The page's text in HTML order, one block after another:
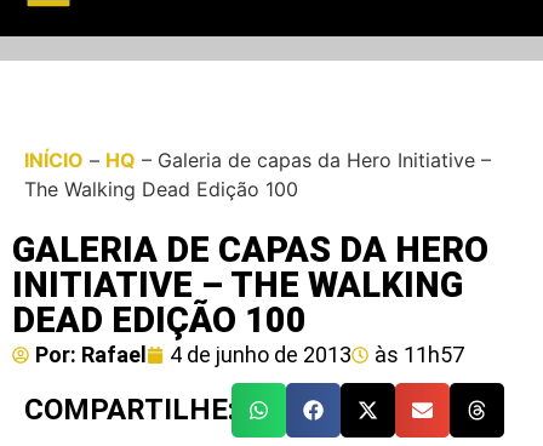
INÍCIO – HQ – Galeria de capas da Hero Initiative –
The Walking Dead Edição 100
GALERIA DE CAPAS DA HERO
INITIATIVE – THE WALKING
DEAD EDIÇÃO 100
Por: Rafael 4 de junho de 2013 às 11h57
COMPARTILHE: